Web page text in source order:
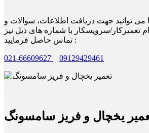
توانید جهت دریافت اطلاعات، سوالات و
تعمیرکار/سرویسکار با شماره های ذیل نیز
تماس حاصل فرمایید :
021-66609627 09129429461
یخچال و فریز سامسونگ